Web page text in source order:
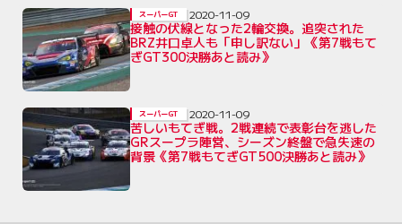
接触の伏線となった2輪交換。追突された
BRZ井口卓人も「申し訳ない」《第7戦もて
ぎGT300決勝あと読み》
スーパーGT 2020-11-09
苦しいもてぎ戦。2戦連続で表彰台を逃した
GRスープラ陣営、シーズン終盤で急失速の
背景《第7戦もてぎGT500決勝あと読み》
スーパーGT 2020-11-09